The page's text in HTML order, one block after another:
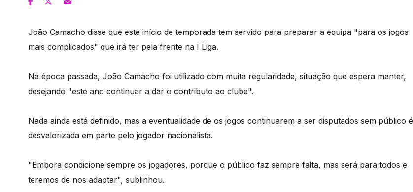
João Camacho disse que este início de temporada tem servido para preparar a equipa "para os jogos
mais complicados" que irá ter pela frente na I Liga.
Na época passada, João Camacho foi utilizado com muita regularidade, situação que espera manter,
desejando "este ano continuar a dar o contributo ao clube".
Nada ainda está definido, mas a eventualidade de os jogos continuarem a ser disputados sem público é
desvalorizada em parte pelo jogador nacionalista.
"Embora condicione sempre os jogadores, porque o público faz sempre falta, mas será para todos e
teremos de nos adaptar", sublinhou.